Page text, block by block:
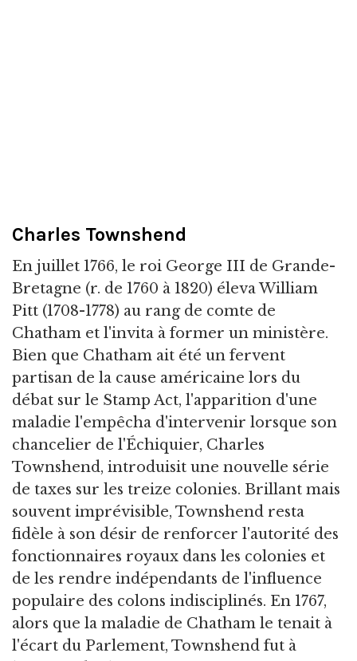
Charles Townshend
En juillet 1766, le roi George III de Grande-
Bretagne (r. de 1760 à 1820) éleva William
Pitt (1708-1778) au rang de comte de
Chatham et l'invita à former un ministère.
Bien que Chatham ait été un fervent
partisan de la cause américaine lors du
débat sur le Stamp Act, l'apparition d'une
maladie l'empêcha d'intervenir lorsque son
chancelier de l'Échiquier, Charles
Townshend, introduisit une nouvelle série
de taxes sur les treize colonies. Brillant mais
souvent imprévisible, Townshend resta
fidèle à son désir de renforcer l'autorité des
fonctionnaires royaux dans les colonies et
de les rendre indépendants de l'influence
populaire des colons indisciplinés. En 1767,
alors que la maladie de Chatham le tenait à
l'écart du Parlement, Townshend fut à